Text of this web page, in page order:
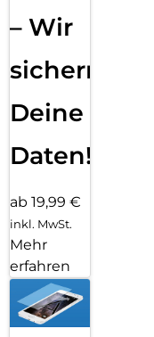
– Wir
sichern
Deine
Daten!
ab 19,99 €
inkl. MwSt.
Mehr
erfahren